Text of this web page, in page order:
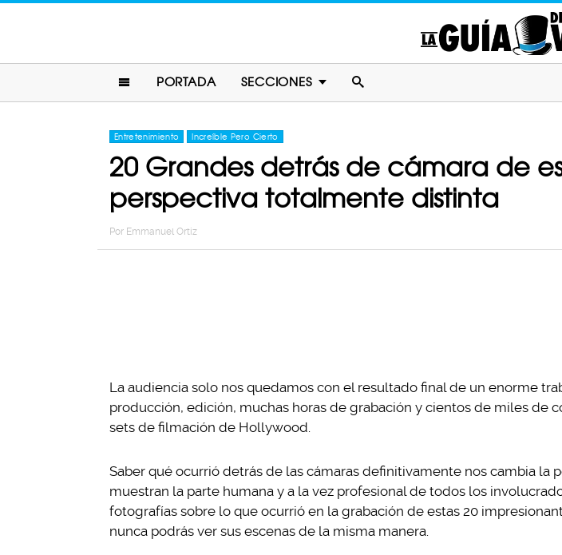
PORTADA SECCIONES
Entretenimiento Increíble Pero Cierto
20 Grandes detrás de cámara de
perspectiva totalmente distinta
Por Emmanuel Ortiz
La audiencia solo nos quedamos con el resultado final de un enorme
producción, edición, muchas horas de grabación y cientos de miles de
sets de filmación de Hollywood.
Saber qué ocurrió detrás de las cámaras definitivamente nos cambia la
muestran la parte humana y a la vez profesional de todos los
fotografías sobre lo que ocurrió en la grabación de estas 20
nunca podrás ver sus escenas de la misma manera.